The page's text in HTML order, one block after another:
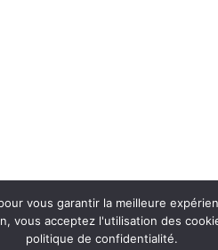
vous garantir la meilleure
vous acceptez l'utilisation des
politique de confidentialité.